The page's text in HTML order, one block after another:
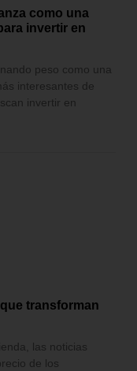
como una
invertir en
peso como una
interesantes de
invertir en
transforman
las noticias
de los